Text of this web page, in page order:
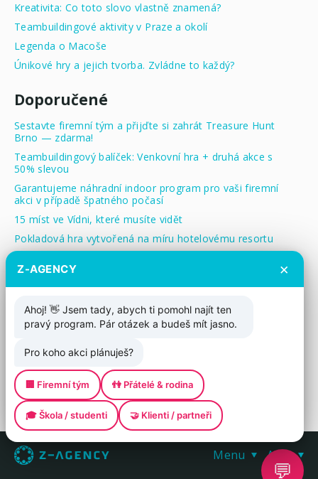
Kreativita: Co toto slovo vlastně znamená?
Teambuildingové aktivity v Praze a okolí
Legenda o Macoše
Únikové hry a jejich tvorba. Zvládne to každý?
Doporučené
Sestavte firemní tým a přijďte si zahrát Treasure Hunt
Brno — zdarma!
Teambuildingový balíček: Venkovní hra + druhá akce s
50% slevou
Garantujeme náhradní indoor program pro vaši firemní
akci v případě špatného počasí
15 míst ve Vídni, které musíte vidět
Pokladová hra vytvořená na míru hotelovému resortu
aktivita
Štítky
Vše cestování aktuality
finance
lokality
příprava akcí
trendy
víno zajímavosti
Menu Akce
💬
Z-AGENCY ×
Ahoj! 👋 Jsem tady, abych ti pomohl najít ten
pravý program. Pár otázek a budeš mít jasno.
Pro koho akci plánuješ?
🏢 Firemní tým 👫 Přátelé & rodina
🎓 Škola / studenti 🤝 Klienti / partneři